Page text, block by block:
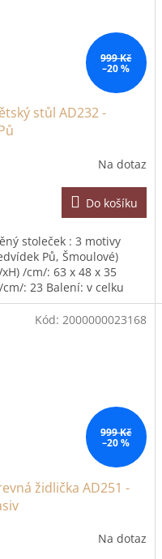
999 Kč
–20 %
stůl AD232 -
Na dotaz
Do košíku
stoleček : 3 motivy
Pů, Šmoulové)
/cm/: 63 x 48 x 35
cm/: 23 Balení: v celku
999 Kč
–20 %
židlička AD251 -
Na dotaz
Kód: 2000000023168